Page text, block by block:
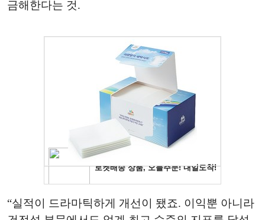
금해한다는 것.
“실적이 드라마틱하게 개선이 됐죠. 이익뿐 아니라